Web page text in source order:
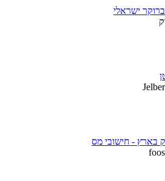
ישראלי
בארץ - חישובי מס